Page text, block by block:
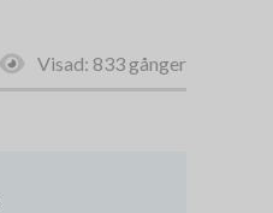
Visad: 833 gånger